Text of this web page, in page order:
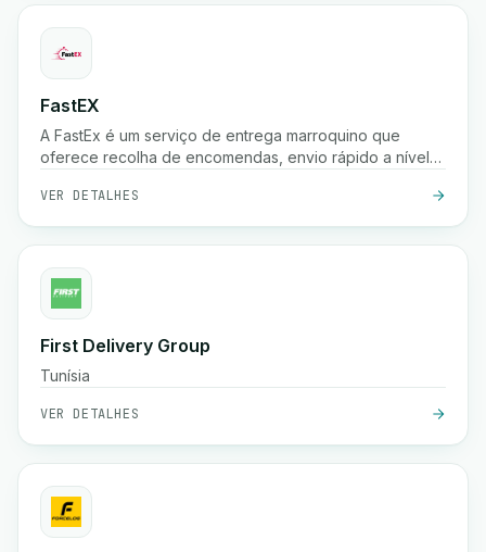
FastEX
A FastEx é um serviço de entrega marroquino que
oferece recolha de encomendas, envio rápido a nível
real para empresas e lojas online.
VER DETALHES
First Delivery Group
Tunísia
VER DETALHES